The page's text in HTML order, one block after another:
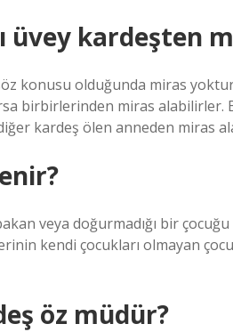
üvey kardeşten
konusu olduğunda miras
birbirlerinden miras alabilirler.
kardeş ölen anneden miras
veya doğurmadığı bir
kendi çocukları olmayan
öz müdür?